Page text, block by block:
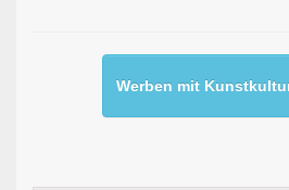
Werben mit